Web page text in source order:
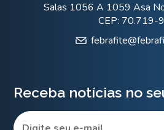
Salas 1056 A 1059 Asa
CEP: 70.719-
Receba notícias no